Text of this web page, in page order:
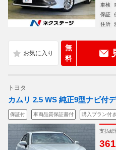
車検
保証
住所
無
料
トヨタ
カムリ 2.5 WS 純正9型ナビ付
保証付 車両品質保証書付 購入プラン付き
支払総
361